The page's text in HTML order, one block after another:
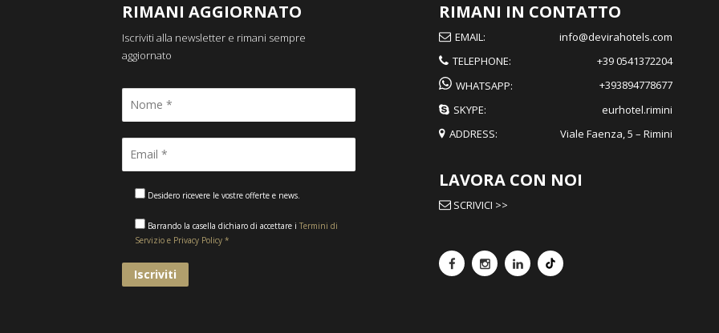
RIMANI AGGIORNATO
Iscriviti alla newsletter e rimani sempre
aggiornato
Desidero ricevere le vostre offerte e news.
Barrando la casella dichiaro di accettare i Termini di
Servizio e Privacy Policy *
RIMANI IN CONTATTO
EMAIL:
info@devirahotels.com
TELEPHONE:
+39 0541372204
WHATSAPP:
+393894778677
SKYPE:
eurhotel.rimini
ADDRESS:
Viale Faenza, 5 – Rimini
LAVORA CON NOI
SCRIVICI >>